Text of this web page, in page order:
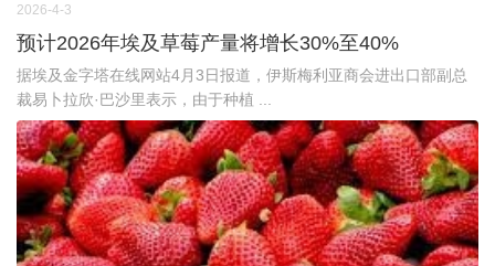
2026-4-3
预计2026年埃及草莓产量将增长30%至40%
据埃及金字塔在线网站4月3日报道，伊斯梅利亚商会进出口部副总
裁易卜拉欣·巴沙里表示，由于种植 ...